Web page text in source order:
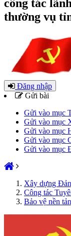
công tác
thường vụ
Đăng nhập
Gửi bài
Gửi vào mục
Gửi vào mục
Gửi vào mục
Gửi vào mục
Gửi vào mục
Xây dựng
Công tác
Bảo vệ nền